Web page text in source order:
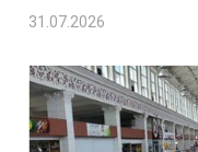
31.07.2026